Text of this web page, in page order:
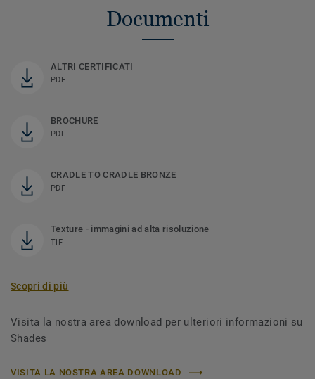
Documenti
ALTRI CERTIFICATI
PDF
BROCHURE
PDF
CRADLE TO CRADLE BRONZE
PDF
Texture - immagini ad alta risoluzione
TIF
Scopri di più
Visita la nostra area download per ulteriori informazioni su
Shades
VISITA LA NOSTRA AREA DOWNLOAD